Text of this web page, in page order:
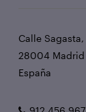
Calle
28004 Madrid
España